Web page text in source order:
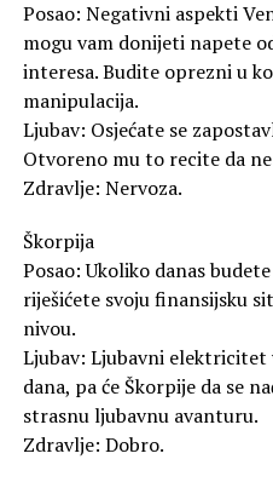
Posao: Negativni aspekti
mogu vam donijeti napete
interesa. Budite oprezni u
manipulacija.
Ljubav: Osjećate se
Otvoreno mu to recite da
Zdravlje: Nervoza.
Škorpija
Posao: Ukoliko danas
riješićete svoju finansijsku
nivou.
Ljubav: Ljubavni elektricitet
dana, pa će Škorpije da se
strasnu ljubavnu avanturu.
Zdravlje: Dobro.